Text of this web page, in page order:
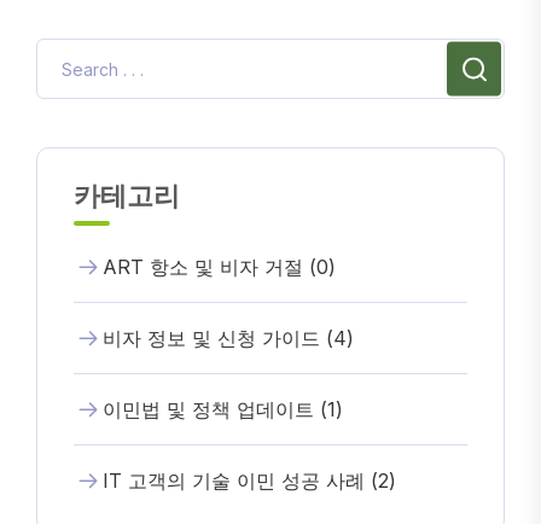
카테고리
ART 항소 및 비자 거절 (0)
비자 정보 및 신청 가이드 (4)
이민법 및 정책 업데이트 (1)
IT 고객의 기술 이민 성공 사례 (2)